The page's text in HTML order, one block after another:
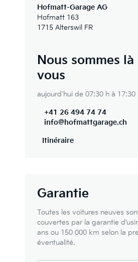
Hofmatt-Garage AG
Hofmatt 163
1715 Alterswil FR
Nous sommes
vous
aujourd'hui de 07:30 h à 17:30
+41 26 494 74 74
info@hofmattgarage.ch
Itinéraire
Garantie
Toutes les voitures neuves
couvertes par la garantie
ans ou 150 000 km selon la
éventualité.